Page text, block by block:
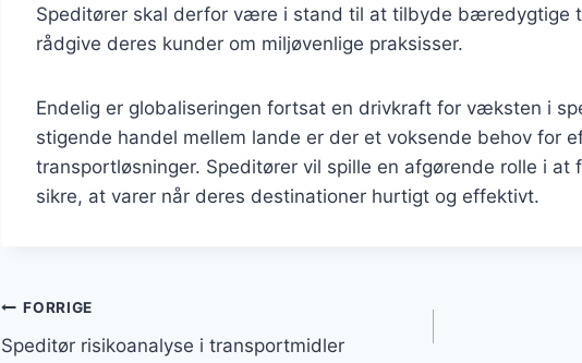
Speditører skal derfor være i stand til at tilbyde bæredygtige
rådgive deres kunder om miljøvenlige praksisser.
Endelig er globaliseringen fortsat en drivkraft for væksten i
stigende handel mellem lande er der et voksende behov for
transportløsninger. Speditører vil spille en afgørende rolle i at
sikre, at varer når deres destinationer hurtigt og effektivt.
Indlægsnavigation
FORRIGE
Speditør risikoanalyse i transportmidler